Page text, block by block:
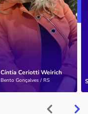
Cíntia Ceriotti Weirich
Bento Gonçalves / RS